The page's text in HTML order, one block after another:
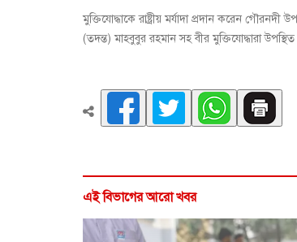
মুক্তিযোদ্ধাকে রাষ্ট্রীয় মর্যাদা প্রদান করেন
(তদন্ত) মাহবুবুর রহমান সহ বীর মুক্তিযোদ্ধারা
এই বিভাগের আরো খবর